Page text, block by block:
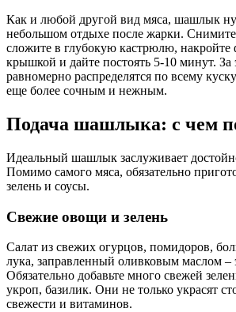
Как и любой другой вид мяса, шашлык
небольшом отдыхе после жарки. Снимите
сложите в глубокую кастрюлю, накройте
крышкой и дайте постоять 5-10 минут. За
равномерно распределятся по всему
еще более сочным и нежным.
Подача шашлыка: с чем
Идеальный шашлык заслуживает
Помимо самого мяса, обязательно
зелень и соусы.
Свежие овощи и зелень
Салат из свежих огурцов, помидоров,
лука, заправленный оливковым маслом –
Обязательно добавьте много свежей
укроп, базилик. Они не только украсят
свежести и витаминов.